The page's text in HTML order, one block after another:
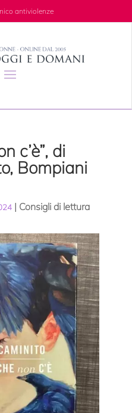
antiviolenze
c’è”, di
Bompiani
| Consigli di lettura